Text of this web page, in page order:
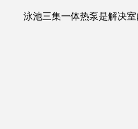
泳池三集一体热泵是解决室